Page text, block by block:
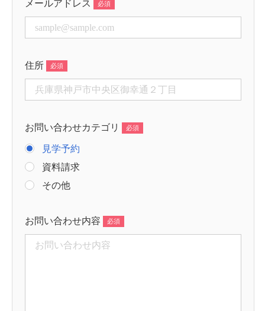
メールアドレス
住所
お問い合わせカテゴリ
見学予約
資料請求
その他
お問い合わせ内容